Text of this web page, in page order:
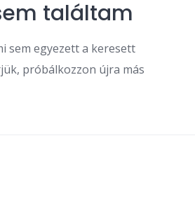
találtam
sem egyezett a keresett
próbálkozzon újra más